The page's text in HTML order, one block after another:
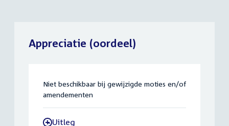
Appreciatie (oordeel)
Niet beschikbaar bij gewijzigde moties en/of
amendementen
-Uitleg